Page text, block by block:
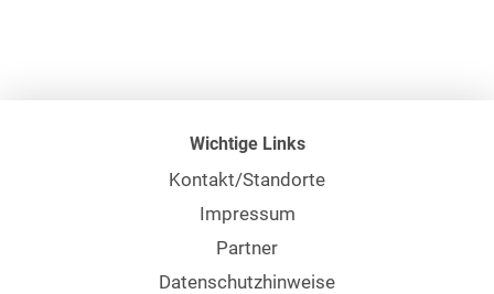
Wichtige Links
Kontakt/Standorte
Impressum
Partner
Datenschutzhinweise